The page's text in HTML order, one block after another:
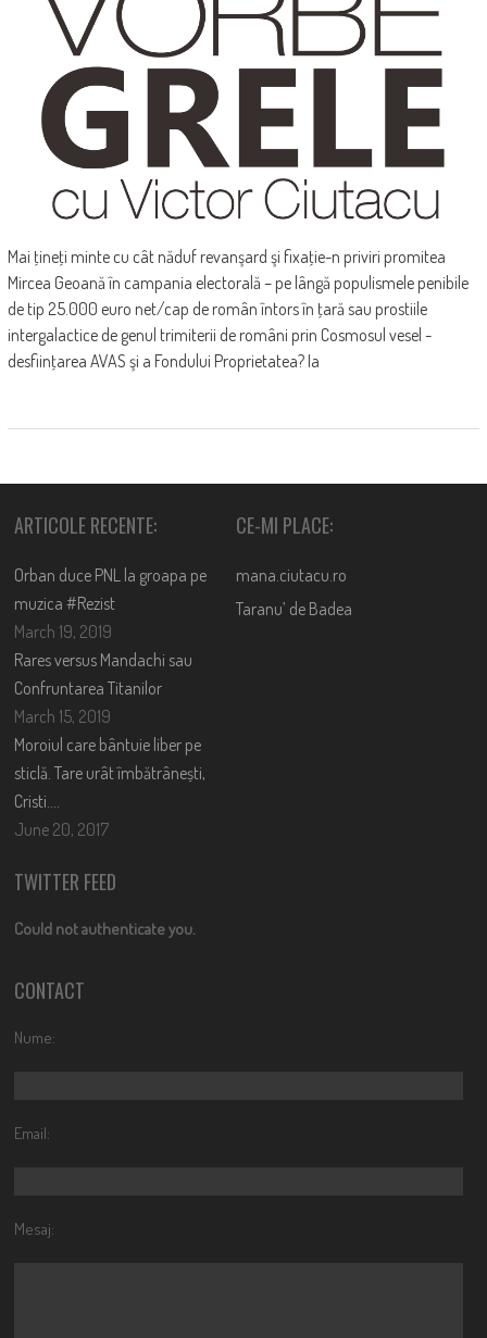
Mai ţineţi minte cu cât năduf revanşard şi fixaţie-n priviri promitea
Mircea Geoană în campania electorală – pe lângă populismele penibile
de tip 25.000 euro net/cap de român întors în ţară sau prostiile
intergalactice de genul trimiterii de români prin Cosmosul vesel -
desfiinţarea AVAS şi a Fondului Proprietatea? Ia
ARTICOLE RECENTE:
Orban duce PNL la groapa pe
muzica #Rezist
March 19, 2019
Rares versus Mandachi sau
Confruntarea Titanilor
March 15, 2019
Moroiul care bântuie liber pe
sticlă. Tare urât îmbătrânești,
Cristi….
June 20, 2017
CE-MI PLACE:
mana.ciutacu.ro
Taranu’ de Badea
TWITTER FEED
Could not authenticate you.
CONTACT
Nume:
Email:
Mesaj: